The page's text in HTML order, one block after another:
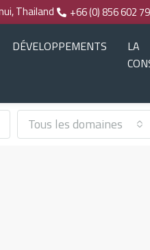
Thailand +66 (0) 856 602
DÉVELOPPEMENTS
LA
Tous les domaines